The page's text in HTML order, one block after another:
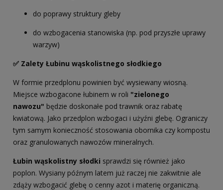
do poprawy struktury gleby
do wzbogacenia stanowiska (np. pod przyszłe uprawy
warzyw)
✅ Zalety Łubinu wąskolistnego słodkiego
W formie przedplonu powinien być wysiewany wiosną.
Miejsce wzbogacone łubinem w roli "zielonego
nawozu" będzie doskonałe pod trawnik oraz rabatę
kwiatową. Jako przedplon wzbogaci i użyźni glebę. Ograniczy
tym samym konieczność stosowania obornika czy kompostu
oraz granulowanych nawozów mineralnych.
Łubin wąskolistny słodki sprawdzi się również jako
poplon. Wysiany późnym latem już raczej nie zakwitnie ale
zdąży wzbogacić glebę o cenny azot i materię organiczną.